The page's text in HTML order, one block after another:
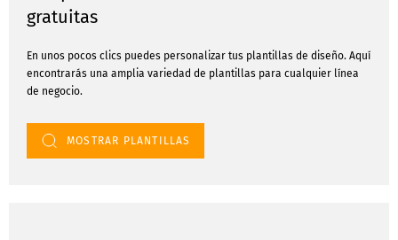
gratuitas
En unos pocos clics puedes personalizar tus plantillas de diseño. Aquí
encontrarás una amplia variedad de plantillas para cualquier línea
de negocio.
MOSTRAR PLANTILLAS